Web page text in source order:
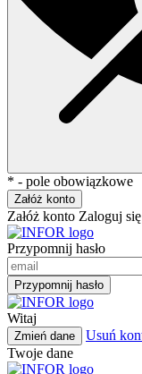
* - pole obowiązkowe
Załóż konto
Załóż konto Zaloguj się
Przypomnij hasło
Przypomnij hasło
Witaj
Zmień dane
Usuń
Twoje dane